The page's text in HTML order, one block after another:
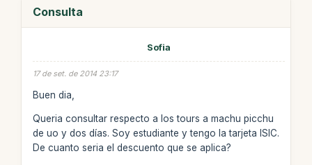
Consulta
Sofia
17 de set. de 2014 23:17
Buen dia,
Queria consultar respecto a los tours a machu picchu
de uo y dos días. Soy estudiante y tengo la tarjeta ISIC.
De cuanto seria el descuento que se aplica?